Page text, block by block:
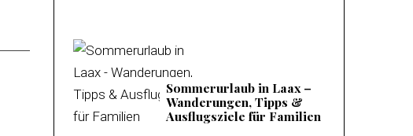
Sommerurlaub in Laax –
Wanderungen, Tipps &
Ausflugsziele für Familien